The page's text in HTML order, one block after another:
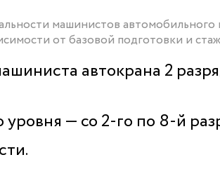
машинистов автомобильного
от базовой подготовки и
автокрана 2
— со 2-го по 8-й